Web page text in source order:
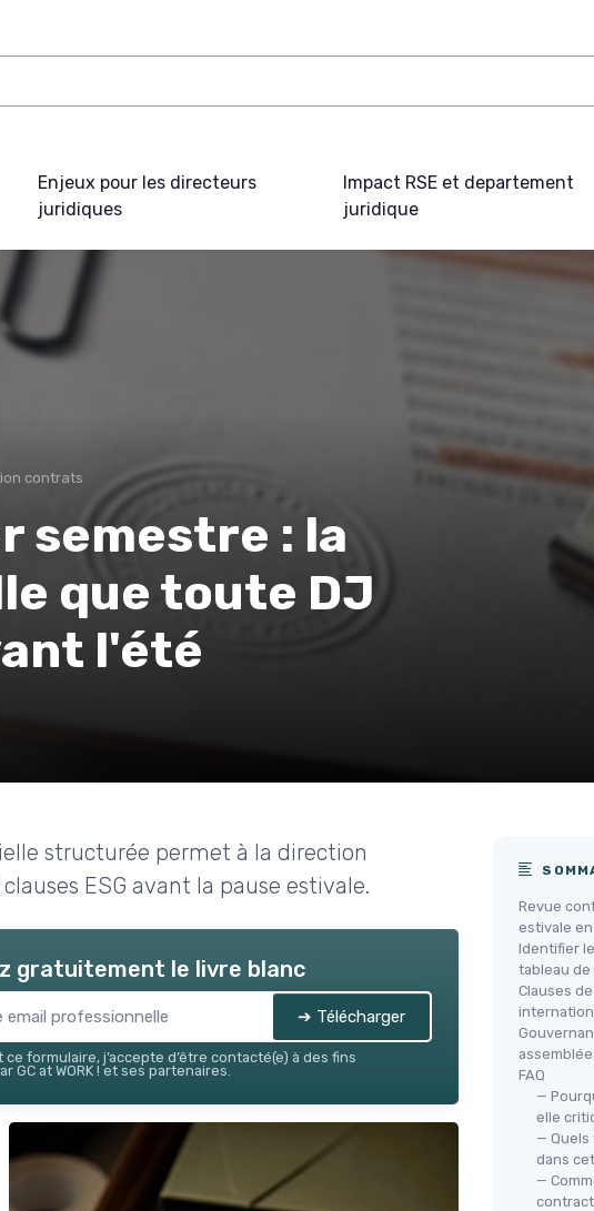
Enjeux pour les directeurs
juridiques
Impact RSE et departement
juridique
contrats
semestre : la
que toute DJ
l'été
structurée permet à la direction
ESG avant la pause estivale.
gratuitement le livre blanc
➔ Télécharger
ce formulaire, j’accepte d’être contacté(e) à des fins
GC at WORK ! et ses partenaires.
Revue
estivale
Identifier
tableau de
Clauses
FAQ
—
elle
—
dans
—